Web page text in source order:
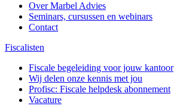
Over Marbel Advies
Seminars, cursussen en webinars
Contact
Fiscalisten
Fiscale begeleiding voor jouw kantoor
Wij delen onze kennis met jou
Profisc: Fiscale helpdesk abonnement
Vacature